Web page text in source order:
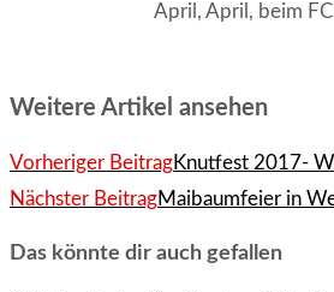
April, April, beim
Weitere Artikel ansehen
Vorheriger BeitragKnutfest 2017-
Nächster BeitragMaibaumfeier in
Das könnte dir auch gefallen